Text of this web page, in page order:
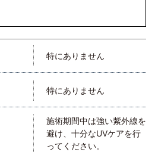
特にありません
特にありません
施術期間中は強い紫外線を
避け、十分なUVケアを行
ってください。